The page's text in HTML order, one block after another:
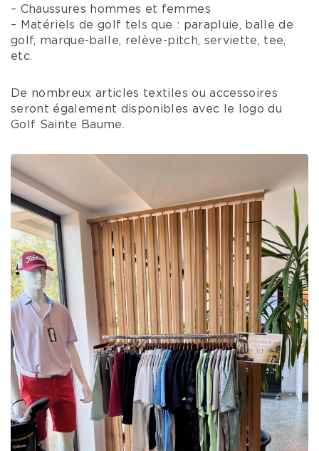
– Chaussures hommes et femmes
– Matériels de golf tels que : parapluie, balle de
golf, marque-balle, relève-pitch, serviette, tee,
etc.
De nombreux articles textiles ou accessoires
seront également disponibles avec le logo du
Golf Sainte Baume.